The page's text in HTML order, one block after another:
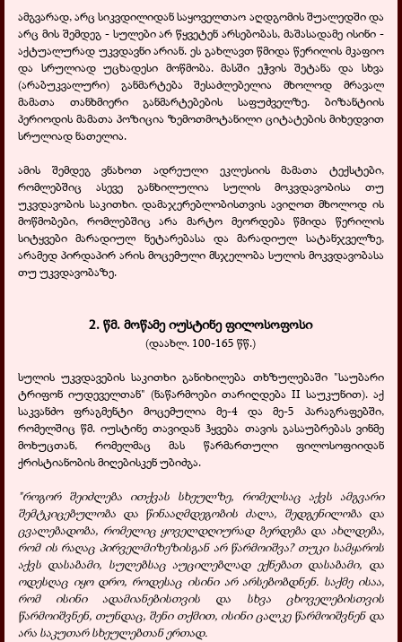
ამგვარად, არც სიკვდილიდან საყოველთაო აღდგომის შუალედში და
არც მის შემდეგ - სულები არ წყვეტენ არსებობას, მაშასადამე ისინი -
აქტუალურად უკვდავნი არიან. ეს გახლავთ წმიდა წერილის მკაფიო
და სრულიად უცხადესი მოწმობა. მასში ეჭვის შეტანა და სხვა
(არაბუკვალური) განმარტება შესაძლებელია მხოლოდ მრავალ
მამათა თანხმიერი განმარტებების საფუძველზე. ბიზანტიის
პერიოდის მამათა პოზიცია ზემოთმოტანილი ციტატების მიხედვით
სრულიად ნათელია.
ამის შემდეგ ვნახოთ ადრეული ეკლესიის მამათა ტექსტები,
რომლებშიც ასევე განხილულია სულის მოკვდავობისა თუ
უკვდავობის საკითხი. დამაჯერებლობისთვის ავიღოთ მხოლოდ ის
მოწმობები, რომლებშიც არა მარტო მეორდება წმიდა წერილის
სიტყვები მარადიულ ნეტარებასა და მარადიულ სატანჯველზე,
არამედ პირდაპირ არის მოცემული მსჯელობა სულის მოკვდავობასა
თუ უკვდავობაზე.
2. წმ. მოწამე იუსტინე ფილოსოფოსი
(დაახლ. 100-165 წწ.)
სულის უკვდავების საკითხი განიხილება თხზულებაში "საუბარი
ტრიფონ იუდეველთან" (ნაწარმოები თარიღდება II საუკუნით). აქ
საკვანძო ფრაგმენტი მოცემულია მე-4 და მე-5 პარაგრაფებში,
რომელშიც წმ. იუსტინე თავიდან ჰყვება თავის გასაუბრებას ვინმე
მოხუცთან, რომელმაც მას წარმართული ფილოსოფიიდან
ქრისტიანობის მიღებისკენ უბიძგა.
"როგორ შეიძლება ითქვას სხეულზე, რომელსაც აქვს ამგვარი
შემტკიცებულობა და წინააღმდეგობის ძალა, შედგენილობა და
ცვალებადობა, რომელიც ყოველდღიურად ბერდება და ახლდება,
რომ ის რაღაც პირველმიზეზისგან არ წარმოიშვა? თუკი სამყაროს
აქვს დასაბამი, სულებსაც აუცილებლად ექნებათ დასაბამი, და
ოდესღაც იყო დრო, როდესაც ისინი არ არსებობდნენ. საქმე ისაა,
რომ ისინი ადამიანებისთვის და სხვა ცხოველებისთვის
წარმოიშვნენ, თუნდაც, შენი თქმით, ისინი ცალკე წარმოიშვნენ და
არა საკუთარ სხეულებთან ერთად.